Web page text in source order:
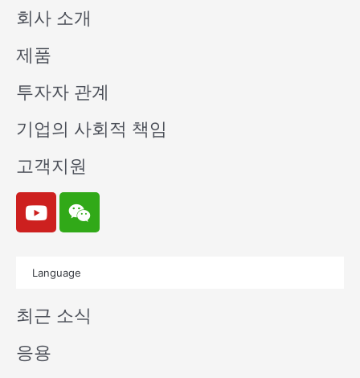
회사 소개
제품
투자자 관계
기업의 사회적 책임
고객지원
Y
o
u
e
W
e
i
n
Language
최근 소식
응용